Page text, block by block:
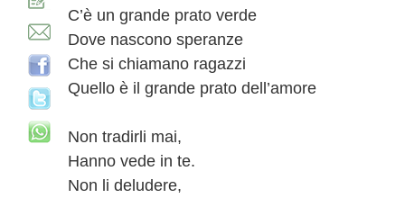
C’è un grande prato verde
Dove nascono speranze
Che si chiamano ragazzi
Quello è il grande prato dell’amore
Non tradirli mai,
Hanno vede in te.
Non li deludere,